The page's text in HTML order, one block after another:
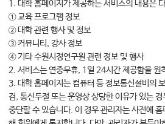
1. 대학 홈페이지가 제공하는 서비스의 내용은
① 교육 프로그램 정보
② 대학 관련 행사 및 정보
③ 커뮤니티, 강사 정보
④ 기타 수원시정연구원 관련 정보 및 행사
2. 서비스는 연중무휴, 1일 24시간 제공함을 원
3. 대학 홈페이지는 컴퓨터 등 정보통신설비의
검, 통신두절 또는 운영상 상당한 이유가 있는
중단할 수 있습니다. 이 경우 관리자는 사전에